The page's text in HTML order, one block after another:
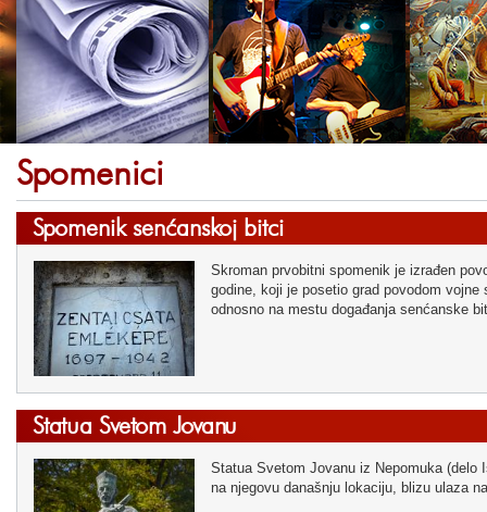
Spomenici
Spomenik senćanskoj bitci
Skroman prvobitni spomenik je izrađen
godine, koji je posetio grad povodom
odnosno na mestu događanja senćanske
Statua Svetom Jovanu
Statua Svetom Jovanu iz Nepomuka (delo
na njegovu današnju lokaciju, blizu ulaza